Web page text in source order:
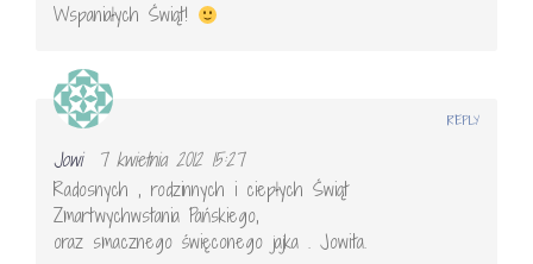
Wspaniałych Świąt!
Jowi
7 kwietnia 2012 15:27
Radosnych , rodzinnych i ciepłych Świąt
Zmartwychwstania Pańskiego,
oraz smacznego święconego jajka . Jowita.
REPLY